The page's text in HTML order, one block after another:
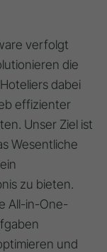
verfolgt
die
dabei
effizienter
Unser Ziel ist
Wesentliche
zu bieten.
All-in-One-
und